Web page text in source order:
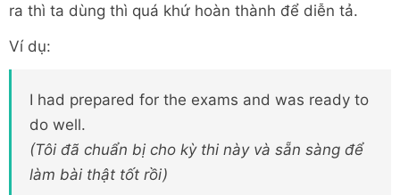
ra thì ta dùng thì quá khứ hoàn thành để diễn tả.
Ví dụ:
I had prepared for the exams and was ready to
do well.
(Tôi đã chuẩn bị cho kỳ thi này và sẵn sàng để
làm bài thật tốt rồi)